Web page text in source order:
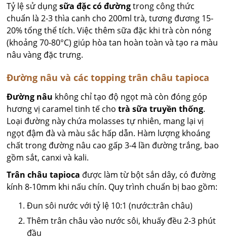
Tỷ lệ sử dụngsữa đặc có đườngtrong công thức
chuẩn là 2-3 thìa canh cho 200ml trà, tương đương 15-
20% tổng thể tích. Việc thêm sữa đặc khi trà còn nóng
(khoảng 70-80°C) giúp hòa tan hoàn toàn và tạo ra màu
nâu vàng đặc trưng.
Đường nâu và các topping trân châu tapioca
Đường nâu không chỉ tạo độ ngọt mà còn đóng góp
hương vị caramel tinh tế chotrà sữa truyền thống.
Loại đường này chứa molasses tự nhiên, mang lại vị
ngọt đậm đà và màu sắc hấp dẫn. Hàm lượng khoáng
chất trong đường nâu cao gấp 3-4 lần đường trắng, bao
gồm sắt, canxi và kali.
Trân châu tapioca được làm từ bột sắn dây, có đường
kính 8-10mm khi nấu chín. Quy trình chuẩn bị bao gồm:
Đun sôi nước với tỷ lệ 10:1 (nước:trân châu)
Thêm trân châu vào nước sôi, khuấy đều 2-3 phút
đầu